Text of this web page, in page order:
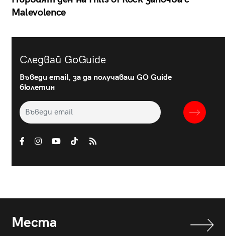
Malevolence
Следвай GoGuide
Въведи email, за да получаваш GO Guide
бюлетин
Места